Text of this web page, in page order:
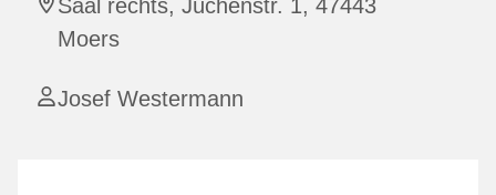
Saal rechts, Jüchenstr. 1, 47443
Moers
Josef Westermann